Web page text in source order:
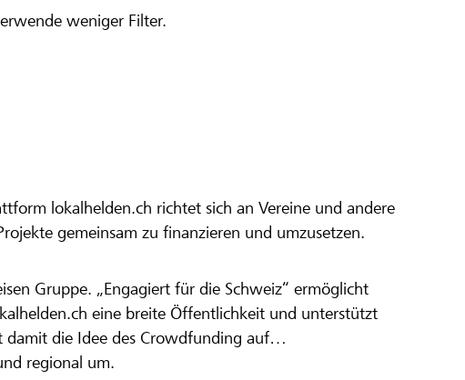
weniger Filter.
lokalhelden.ch richtet sich an Vereine und andere
gemeinsam zu finanzieren und umzusetzen.
Gruppe. „Engagiert für die Schweiz“ ermöglicht
eine breite Öffentlichkeit und unterstützt
damit die Idee des Crowdfunding auf
regional um.